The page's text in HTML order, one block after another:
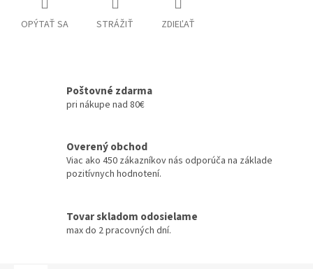
OPÝTAŤ SA STRÁŽIŤ ZDIEĽAŤ
Poštovné zdarma
pri nákupe nad 80€
Overený obchod
Viac ako 450 zákazníkov nás odporúča na základe
pozitívnych hodnotení.
Tovar skladom odosielame
max do 2 pracovných dní.